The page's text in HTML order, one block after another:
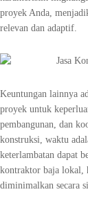
proyek Anda,
relevan dan adaptif.
Keuntungan lainnya
proyek untuk
pembangunan, dan
konstruksi, waktu
keterlambatan dapat
kontraktor baja lokal,
diminimalkan secara